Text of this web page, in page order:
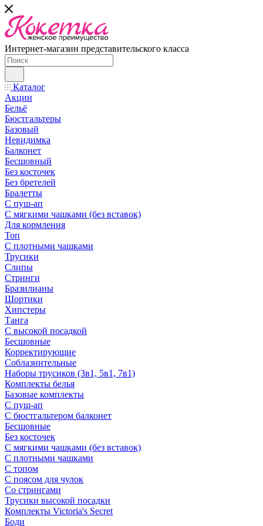
Интернет-магазин представительского класса
Каталог
Акции
Бельё
Бюстгальтеры
Базовый
Невидимка
Балконет
Бесшовный
Без косточек
Без бретелей
Бралетты
С пуш-ап
С мягкими чашками (без вставок)
Для кормления
Топ
С плотными чашками
Трусики
Слипы
Стринги
Бразилианы
Шортики
Хипстеры
Танга
С высокой посадкой
Бесшовные
Корректирующие
Соблазнительные
Наборы трусиков (3в1, 5в1, 7в1)
Комплекты белья
Базовые комплекты
С пуш-ап
С бюстгальтером балконет
Бесшовные
Без косточек
С мягкими чашками (без вставок)
С плотными чашками
С топом
С поясом для чулок
Со стрингами
Трусики высокой посадки
Комплекты Victoria's Secret
Боди